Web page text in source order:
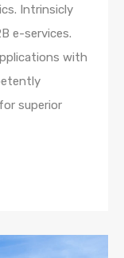
Intrinsicly
e-services.
with
superior